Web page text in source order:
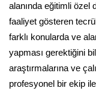
alanında eğitimli özel
faaliyet gösteren
farklı konularda ve
yapması gerektiğini
araştırmalarına ve
profesyonel bir ekip